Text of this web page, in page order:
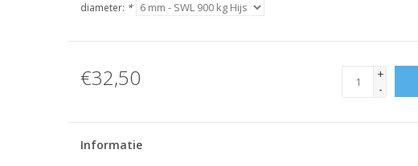
diameter: *
€32,50
+
-
Informatie